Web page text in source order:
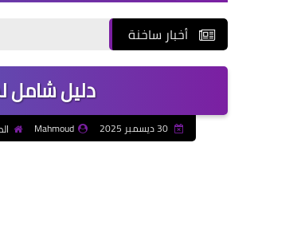
أخبار ساخنة
دليل شامل
30 ديسمبر 2025 Mahmoud